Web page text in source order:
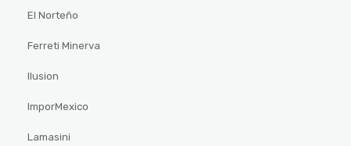
El Norteño
Ferreti Minerva
Ilusion
ImporMexico
Lamasini